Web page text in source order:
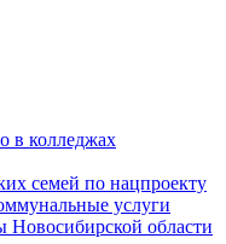
в колледжах
семей по нацпроекту
услуги
области